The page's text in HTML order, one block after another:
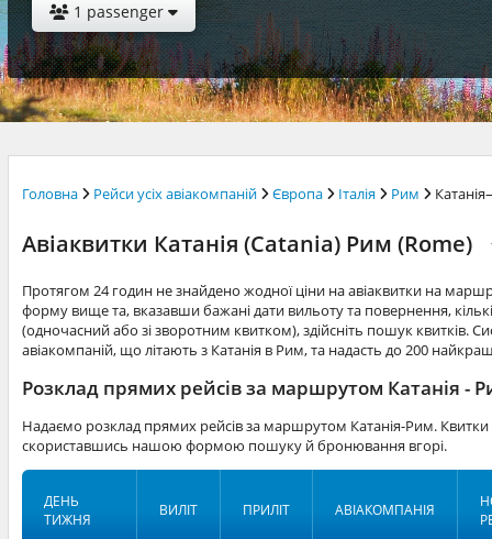
1 passenger
Головна Рейси усіх авіакомпаній Європа Італія Рим
Авіаквитки Катанія (Catania) Рим (Rome)
Протягом 24 годин не знайдено жодної ціни на авіаквитки на
форму вище та, вказавши бажані дати вильоту та повернення,
(одночасний або зі зворотним квитком), здійсніть пошук квитків.
авіакомпаній, що літають з Катанія в Рим, та надасть до 200
Розклад прямих рейсів за маршрутом Катанія -
Надаємо розклад прямих рейсів за маршрутом Катанія-Рим.
скориставшись нашою формою пошуку й бронювання вгорі.
ДЕНЬ
ТИЖНЯ
ВИЛІТ ПРИЛІТ АВІАКОМПАНІЯ